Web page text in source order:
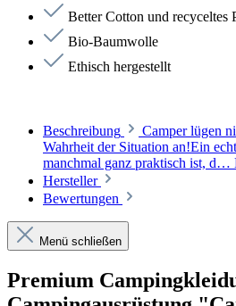
Better Cotton und recyceltes
Bio-Baumwolle
Ethisch hergestellt
Beschreibung
Camper lügen
Wahrheit der Situation an!Ein
manchmal ganz praktisch ist, d…
Hersteller
Bewertungen
Menü schließen
Premium